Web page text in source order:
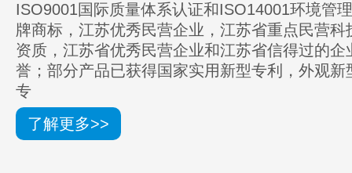
ISO9001国际质量体系认证和ISO14001环境管
牌商标，江苏优秀民营企业，江苏省重点民营科
资质，江苏省优秀民营企业和江苏省信得过的企
誉；部分产品已获得国家实用新型专利，外观新
专
了解更多>>